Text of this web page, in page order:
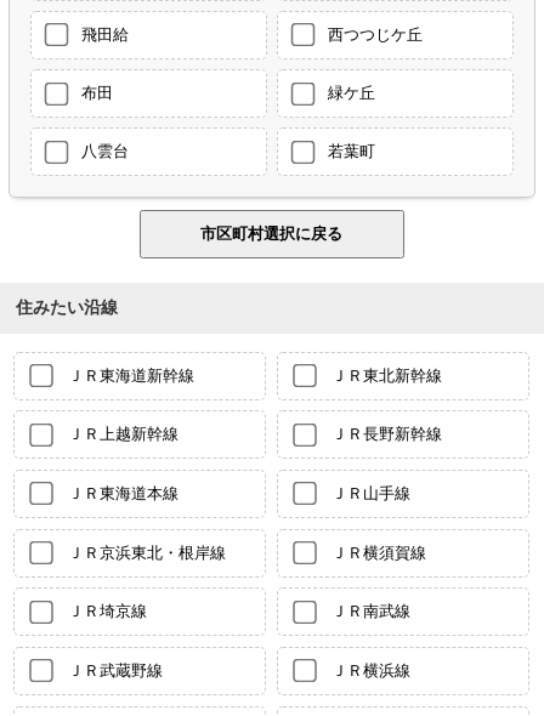
飛田給 西つつじケ丘
布田 緑ケ丘
八雲台 若葉町
住みたい沿線
ＪＲ東海道新幹線 ＪＲ東北新幹線
ＪＲ上越新幹線 ＪＲ長野新幹線
ＪＲ東海道本線 ＪＲ山手線
ＪＲ京浜東北・根岸線 ＪＲ横須賀線
ＪＲ埼京線 ＪＲ南武線
ＪＲ武蔵野線 ＪＲ横浜線